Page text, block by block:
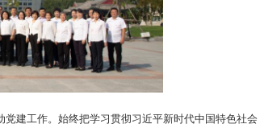
建工作。始终把学习贯彻习近平新时代中国特色社会